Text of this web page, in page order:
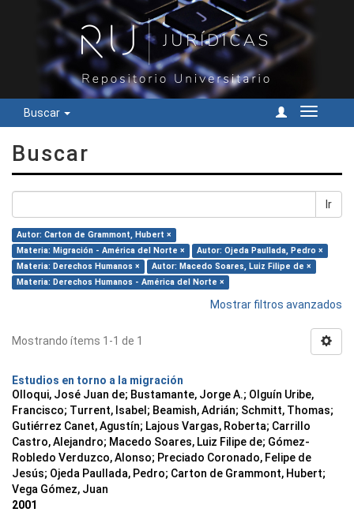
Buscar
Cambiar
Buscar
Ir
Autor: Carton de Grammont, Hubert ×
Materia: Migración - América del Norte ×
Autor: Ojeda Paullada, Pedro ×
Materia: Derechos Humanos ×
Autor: Macedo Soares, Luiz Filipe de ×
Materia: Derechos Humanos - América del Norte ×
Mostrar filtros avanzados
Mostrando ítems 1-1 de 1
Estudios en torno a la migración
Olloqui, José Juan de; Bustamante, Jorge A.; Olguín Uribe,
Francisco; Turrent, Isabel; Beamish, Adrián; Schmitt, Thomas;
Gutiérrez Canet, Agustín; Lajous Vargas, Roberta; Carrillo
Castro, Alejandro; Macedo Soares, Luiz Filipe de; Gómez-
Robledo Verduzco, Alonso; Preciado Coronado, Felipe de
Jesús; Ojeda Paullada, Pedro; Carton de Grammont, Hubert;
Vega Gómez, Juan
2001